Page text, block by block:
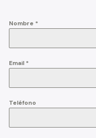
Nombre *
Email *
Teléfono